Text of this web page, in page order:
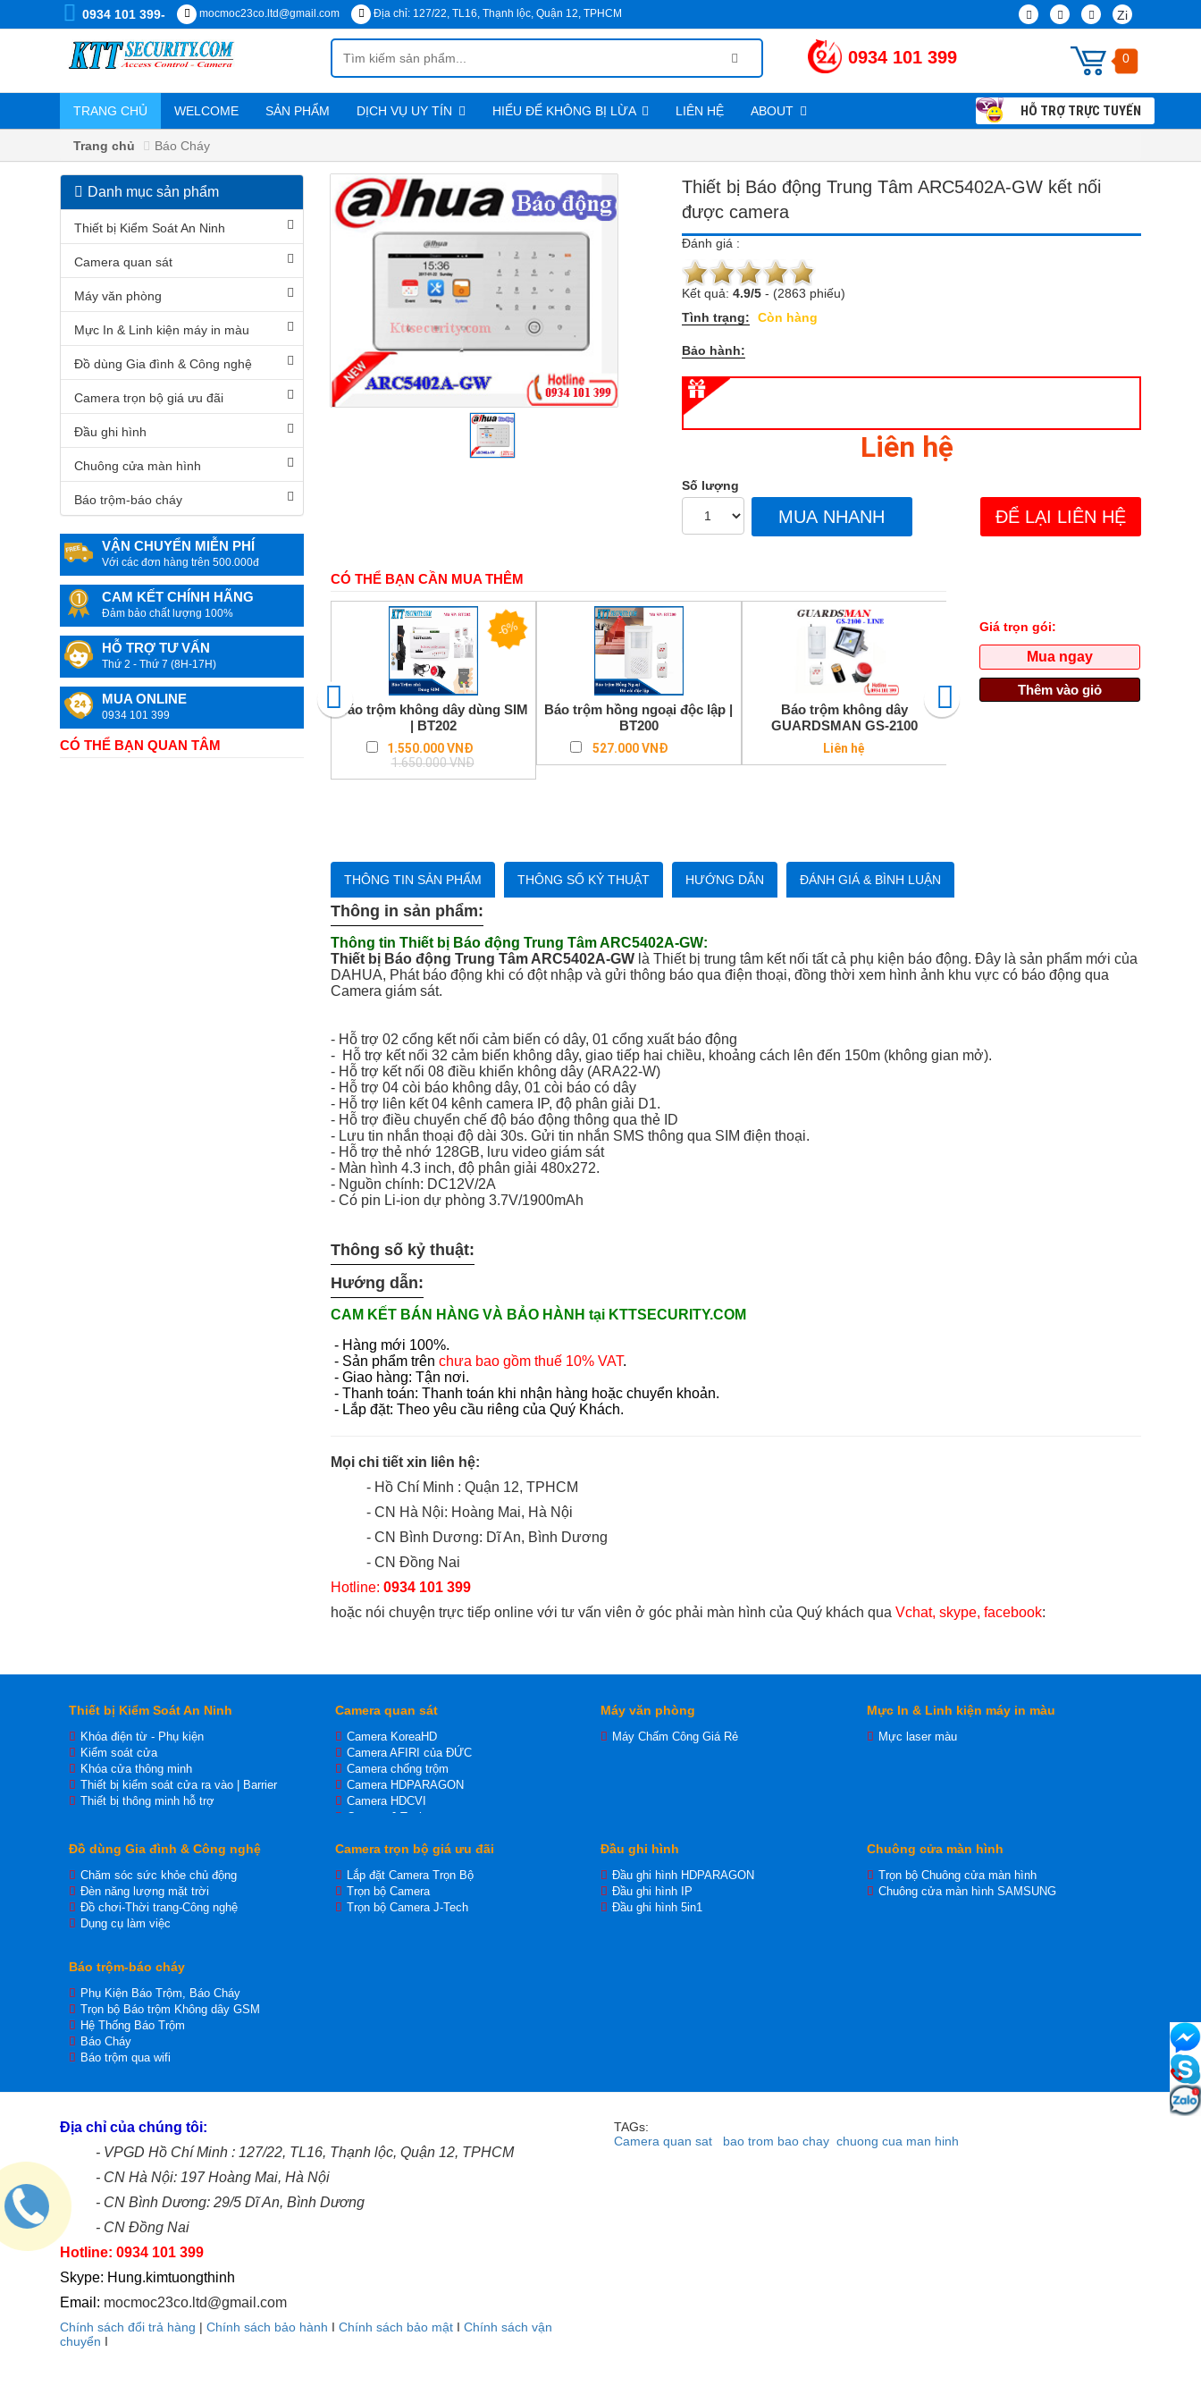
0934 101 399- mocmoc23co.ltd@gmail.com Địa chỉ: 127/22, TL16, Thạnh lộc, Quận 12, TPHCM Zi
0934 101 399 0
TRANG CHỦ WELCOME SẢN PHẨM DỊCH VỤ UY TÍN HIỂU ĐỂ KHÔNG BỊ LỪA LIÊN HỆ ABOUT HỖ TRỢ TRỰC TUYẾN
Trang chủ Báo Cháy
DANH
Soát
Ninh
Camera
phòng
Mực
Linh
màu
dùng
Công
Danh mục sản phẩm
Thiết bị Kiểm Soát An Ninh
Camera quan sát
Máy văn phòng
Mực In & Linh kiện máy in màu
Đồ dùng Gia đình & Công nghệ
Camera trọn bộ giá ưu đãi
Đầu ghi hình
Chuông cửa màn hình
SAMSUNG
Báo trộm-báo cháy
Trọn bộ Báo trộm Không dây
VẬN CHUYỂN MIỄN PHÍ
Với các đơn hàng trên 500.000đ
CAM KẾT CHÍNH HÃNG
Đảm bảo chất lượng 100%
HỖ TRỢ TƯ VẤN
Thứ 2 - Thứ 7 (8H-17H)
MUA ONLINE
0934 101 399
CÓ THỂ BẠN QUAN TÂM
Thiết bị Báo động Trung Tâm ARC5402A-GW kết nối
được camera
Đánh giá :
Kết quả: 4.9/5 - (2863 phiếu)
Tình trạng:
Còn hàng
Bảo hành:
Liên hệ
Số lượng
MUA NHANH ĐỂ LẠI LIÊN HỆ
CÓ THỂ BẠN CẦN MUA THÊM
-6%
Báo trộm không dây dùng SIM
| BT202
1.550.000 VNĐ
price
1.650.000 VNĐ
Báo trộm hồng ngoại độc lập |
BT200
527.000 VNĐ
Báo trộm không dây
GUARDSMAN GS-2100
Liên hệ
Giá trọn gói:
Mua ngay
Thêm vào giỏ
THÔNG TIN SẢN PHẨM THÔNG SỐ KỶ THUẬT HƯỚNG DẪN ĐÁNH GIÁ & BÌNH LUẬN
Thông in sản phẩm:
Thông tin Thiết bị Báo động Trung Tâm ARC5402A-GW:
Thiết bị Báo động Trung Tâm ARC5402A-GWlà Thiết bị trung tâm kết nối tất cả phụ kiện báo động. Đây là sản phẩm mới của
DAHUA, Phát báo động khi có đột nhập và gửi thông báo qua điện thoại, đồng thời xem hình ảnh khu vực có báo động qua
Camera giám sát.
- Hỗ trợ 02 cổng kết nối cảm biến có dây, 01 cổng xuất báo động
- Hỗ trợ kết nối 32 cảm biến không dây, giao tiếp hai chiều, khoảng cách lên đến 150m (không gian mở).
- Hỗ trợ kết nối 08 điều khiển không dây (ARA22-W)
- Hỗ trợ 04 còi báo không dây, 01 còi báo có dây
- Hỗ trợ liên kết 04 kênh camera IP, độ phân giải D1.
- Hỗ trợ điều chuyển chế độ báo động thông qua thẻ ID
- Lưu tin nhắn thoại độ dài 30s. Gửi tin nhắn SMS thông qua SIM điện thoại.
- Hỗ trợ thẻ nhớ 128GB, lưu video giám sát
- Màn hình 4.3 inch, độ phân giải 480x272.
- Nguồn chính: DC12V/2A
- Có pin Li-ion dự phòng 3.7V/1900mAh
Thông số kỷ thuật:
Hướng dẫn:
CAM KẾT BÁN HÀNG VÀ BẢO HÀNH tại KTTSECURITY.COM
- Hàng mới 100%.
- Sản phẩm trên chưa bao gồm thuế 10% VAT.
- Giao hàng: Tận nơi.
- Thanh toán: Thanh toán khi nhận hàng hoặc chuyển khoản.
- Lắp đặt: Theo yêu cầu riêng của Quý Khách.
Mọi chi tiết xin liên hệ:
- Hồ Chí Minh : Quận 12, TPHCM
- CN Hà Nội: Hoàng Mai, Hà Nội
- CN Bình Dương: Dĩ An, Bình Dương
- CN Đồng Nai
Hotline: 0934 101 399
hoặc nói chuyện trực tiếp online với tư vấn viên ở góc phải màn hình của Quý khách qua Vchat, skype, facebook:
Thiết bị Kiểm Soát An Ninh
Khóa điện từ - Phụ kiện
Kiểm soát cửa
Khóa cửa thông minh
Thiết bị kiểm soát cửa ra vào | Barrier
Thiết bị thông minh hỗ trợ
Camera quan sát
Camera KoreaHD
Camera AFIRI của ĐỨC
Camera chống trộm
Camera HDPARAGON
Camera HDCVI
Camera J-Tech
Camera Ip Wifi dùng thẻ nhớ
Camera HDTVI
Máy văn phòng
Máy Chấm Công Giá Rẻ
Mực In & Linh kiện máy in màu
Mực laser màu
Đồ dùng Gia đình & Công nghệ
Chăm sóc sức khỏe chủ động
Đèn năng lượng mặt trời
Đồ chơi-Thời trang-Công nghệ
Dụng cụ làm việc
Camera trọn bộ giá ưu đãi
Lắp đặt Camera Trọn Bộ
Trọn bộ Camera
Trọn bộ Camera J-Tech
Đầu ghi hình
Đầu ghi hình HDPARAGON
Đầu ghi hình IP
Đầu ghi hình 5in1
Chuông cửa màn hình
Trọn bộ Chuông cửa màn hình
Chuông cửa màn hình SAMSUNG
Báo trộm-báo cháy
Phụ Kiện Báo Trộm, Báo Cháy
Trọn bộ Báo trộm Không dây GSM
Hệ Thống Báo Trộm
Báo Cháy
Báo trộm qua wifi
Địa chỉ của chúng tôi:
- VPGD Hồ Chí Minh : 127/22, TL16, Thạnh lộc, Quận 12, TPHCM
- CN Hà Nội: 197 Hoàng Mai, Hà Nội
- CN Bình Dương: 29/5 Dĩ An, Bình Dương
- CN Đồng Nai
Hotline: 0934 101 399
Skype: Hung.kimtuongthinh
Email: mocmoc23co.ltd@gmail.com
Chính sách đổi trả hàng | Chính sách bảo hành I Chính sách bảo mật I Chính sách vận
chuyển I
TAGs:
Camera quan sat
bao trom bao chay chuong cua man hinh